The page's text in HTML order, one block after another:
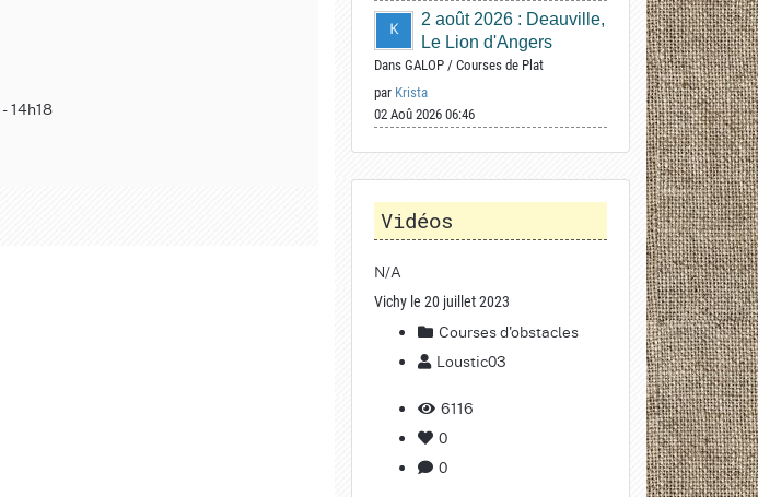
- 14h18
2 août 2026 : Deauville,
Le Lion d'Angers
Dans GALOP / Courses de Plat
par Krista
02 Aoû 2026 06:46
Vidéos
N/A
Vichy le 20 juillet 2023
Courses d'obstacles
Loustic03
6116
0
0